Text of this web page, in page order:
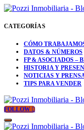
CATEGORÍAS
CÓMO
DATOS & NÚMEROS
FP & ASOCIADOS –
HISTORIA Y
NOTICIAS Y
TIPS PARA VENDER
FOLLOW